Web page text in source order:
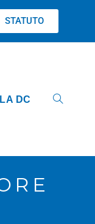
STATUTO
DC